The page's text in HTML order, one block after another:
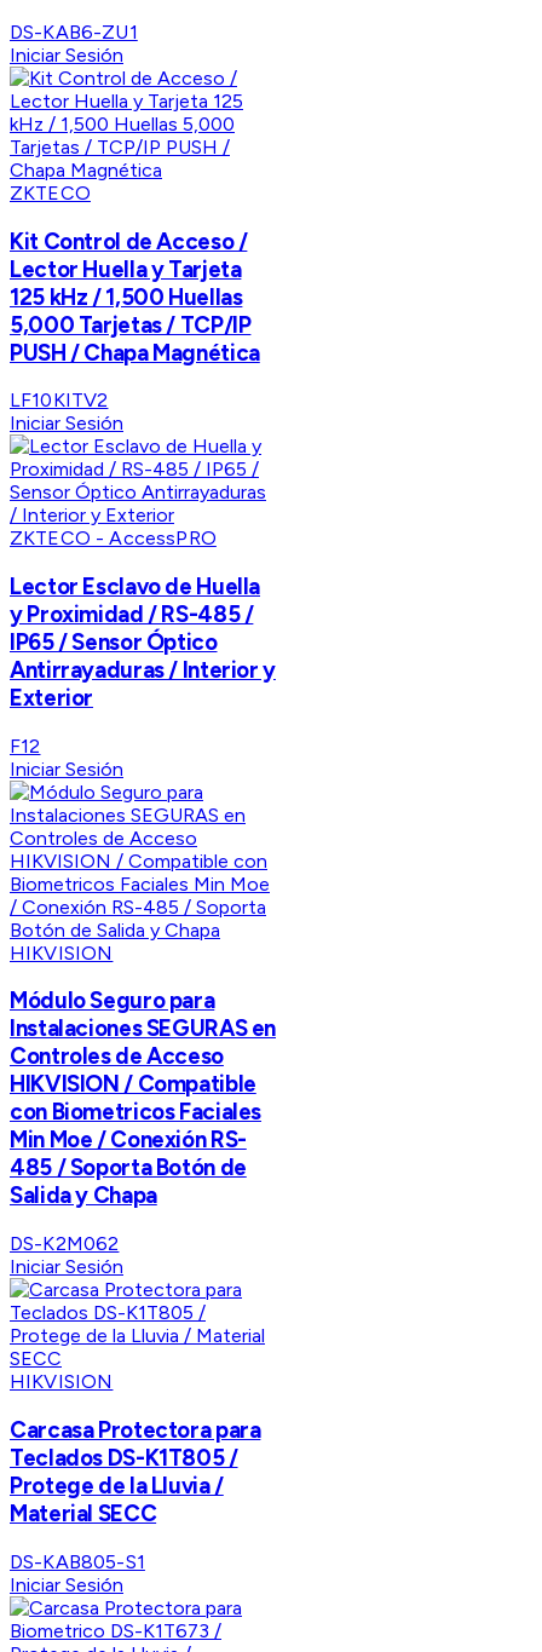
DS-KAB6-ZU1
Iniciar Sesión
ZKTECO
Kit Control de Acceso /
Lector Huella y Tarjeta
125 kHz / 1,500 Huellas
5,000 Tarjetas / TCP/IP
PUSH / Chapa Magnética
LF10KITV2
Iniciar Sesión
ZKTECO - AccessPRO
Lector Esclavo de Huella
y Proximidad / RS-485 /
IP65 / Sensor Óptico
Antirrayaduras / Interior y
Exterior
F12
Iniciar Sesión
HIKVISION
Módulo Seguro para
Instalaciones SEGURAS en
Controles de Acceso
HIKVISION / Compatible
con Biometricos Faciales
Min Moe / Conexión RS-
485 / Soporta Botón de
Salida y Chapa
DS-K2M062
Iniciar Sesión
HIKVISION
Carcasa Protectora para
Teclados DS-K1T805 /
Protege de la Lluvia /
Material SECC
DS-KAB805-S1
Iniciar Sesión